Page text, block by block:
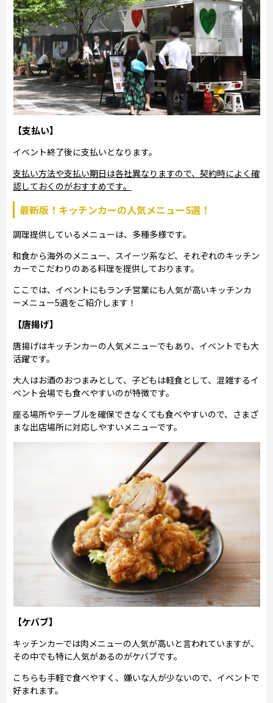
【支払い】
イベント終了後に支払いとなります。
支払い方法や支払い期日は各社異なりますので、契約時によく確
認しておくのがおすすめです。
最新版！キッチンカーの人気メニュー5選！
調理提供しているメニューは、多種多様です。
和食から海外のメニュー、スイーツ系など、それぞれのキッチン
カーでこだわりのある料理を提供しております。
ここでは、イベントにもランチ営業にも人気が高いキッチンカ
ーメニュー5選をご紹介します！
【唐揚げ】
唐揚げはキッチンカーの人気メニューでもあり、イベントでも大
活躍です。
大人はお酒のおつまみとして、子どもは軽食として、混雑するイ
ベント会場でも食べやすいのが特徴です。
座る場所やテーブルを確保できなくても食べやすいので、さまざ
まな出店場所に対応しやすいメニューです。
【ケバブ】
キッチンカーでは肉メニューの人気が高いと言われていますが、
その中でも特に人気があるのがケバブです。
こちらも手軽で食べやすく、嫌いな人が少ないので、イベントで
好まれます。